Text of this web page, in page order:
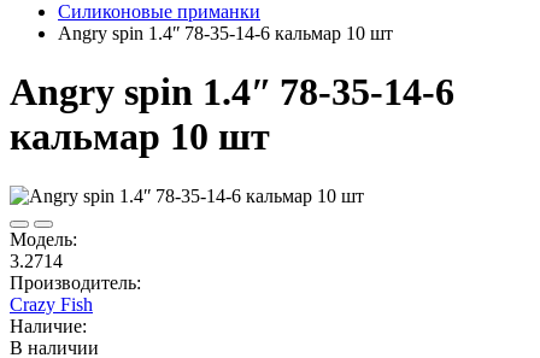
Силиконовые приманки
Angry spin 1.4ʺ 78-35-14-6 кальмар 10 шт
Angry spin 1.4ʺ 78-35-14-6
кальмар 10 шт
Модель:
3.2714
Производитель:
Crazy Fish
Наличие:
В наличии